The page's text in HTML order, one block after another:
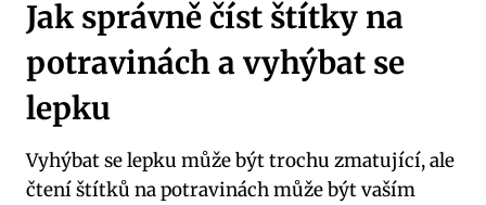
Jak správně číst štítky na
potravinách a vyhýbat se
lepku
Vyhýbat se lepku může být trochu zmatující, ale
čtení štítků na potravinách může být vaším